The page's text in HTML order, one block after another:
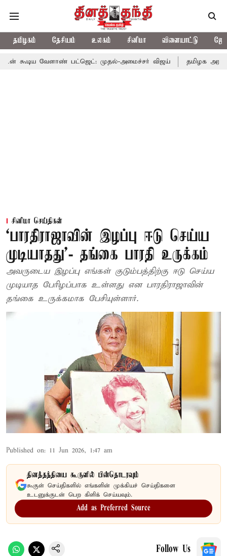
தமிழகம் தேசியம் உலகம் சினிமா விளையாட்டு
பட்ஜெட்: முதல்-அமைச்சர் விஜய் தமிழக அரசியலில்
சினிமா செய்திகள்
‘பாரதிராஜாவின் இழப்பு ஈடு செய்ய
முடியாதது'- தங்கை பாரதி உருக்கம்
அவருடைய இழப்பு எங்கள் குடும்பத்திற்கு ஈடு செய்ய
முடியாத பேரிழப்பாக உள்ளது என பாரதிராஜாவின்
தங்கை உருக்கமாக பேசியுள்ளார்.
Published on: 11 Jun 2026, 1:47 am
தினத்தந்தியை கூகுளில் பின்தொடரவும்
கூகுள் செய்திகளில் எங்களின் முக்கியச் செய்திகளை
உடனுக்குடன் பெற கிளிக் செய்யவும்.
Add as Preferred Source
Follow Us